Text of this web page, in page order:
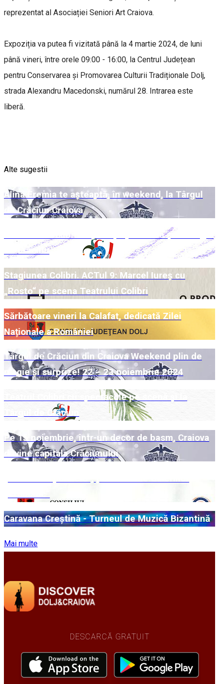
reprezentat al Asociației Seniori Art Craiova.
Expoziția va putea fi vizitată până la 4 martie 2024, de luni
până vineri, între orele 09:00 - 16:00, la Centrul Județean
pentru Conservarea și Promovarea Culturii Tradiționale Dolj,
strada Alexandru Macedonski, numărul 28. Intrarea este
liberă.
Alte sugestii
Alina Eremia te așteaptă, în weekend, la Târgul
de Crăciun Craiova
Week-end Colibri cu povești pe scenă și la Târgul
de Crăciun
Stagiunea Colibri. ACTul 9: Marcel Iureș cu
„Rosto“ pe scena Teatrului Colibri
Sărbătoare vineri la Calafat, dedicată Zilei
Naționale a României
Târgul de Crăciun din Craiova Weekend plin de
magie și surprize! 22 – 23 noiembrie 2024
Teatrul Colibri cu spectacole pe scenă și la
Târgul de Crăciun
Pe 15 noiembrie, într-un decor de basm, Craiova
devine capitala Crăciunului
Caravana Creștină - Turneul de Muzică Bizantină
Mai multe
DESCARCĂ GRATUIT